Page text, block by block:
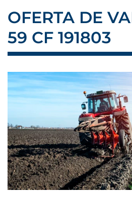
OFERTA DE
59 CF 191803